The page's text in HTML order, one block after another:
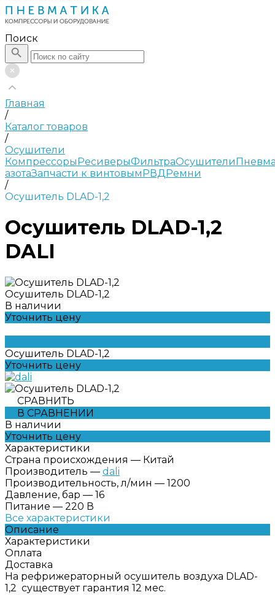
Поиск
Главная
/
Каталог товаров
/
Осушители
КомпрессорыРесиверыФильтраОсушители
азотаЗапчасти к винтовымРВДРемни
/
Осушитель DLAD-1,2
Осушитель DLAD-1,2
DALI
Осушитель DLAD-1,2
В наличии
Уточнить цену
Осушитель DLAD-1,2
Уточнить цену
СРАВНИТЬ
В СРАВНЕНИИ
В наличии
Уточнить цену
Характеристики
Страна происхождения — Китай
Производитель — dali
Производительность, л/мин — 1200
Давление, бар — 16
Питание — 220 В
Все характеристики
Описание
Характеристики
Оплата
Доставка
На рефрижераторный осушитель воздуха DLAD-
1,2 существует гарантия 12 мес.